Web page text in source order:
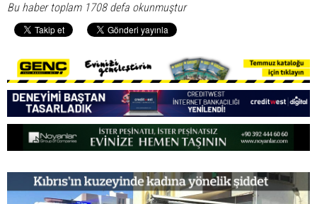
Bu haber toplam 1708 defa okunmuştur